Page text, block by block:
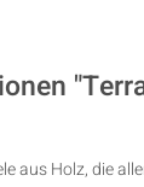
aus Holz, die